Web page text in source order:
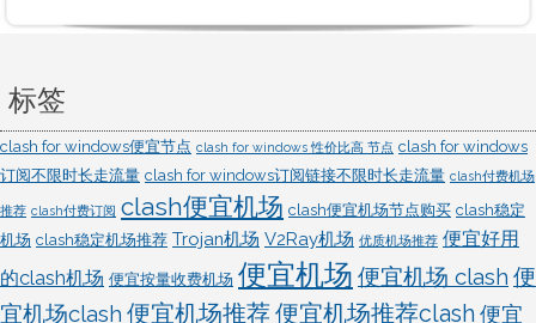
标签
clash for windows便宜节点 clash for windows 性价比高 节点 clash for windows
订阅不限时长走流量 clash for windows订阅链接不限时长走流量 clash付费机场
推荐 clash付费订阅 clash便宜机场 clash便宜机场节点购买 clash稳定
机场 clash稳定机场推荐 Trojan机场 V2Ray机场 优质机场推荐 便宜好用
的clash机场 便宜按量收费机场 便宜机场 便宜机场 clash 便
宜机场clash 便宜机场推荐便宜机场推荐clash 便宜